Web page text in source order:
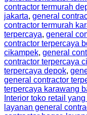
contractor termurah
jakarta, general
contractor termurah
terpercaya, general
contractor terpercaya
cikampek, general
contractor terpercaya
terpercaya depok,
general contractor
terpercaya karawang
Interior toko retail
layanan general